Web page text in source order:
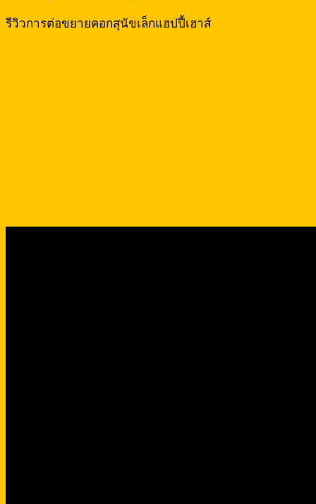
รีวิวการต่อขยายคอกสุนัขเล็กแฮปปี้เฮาส์